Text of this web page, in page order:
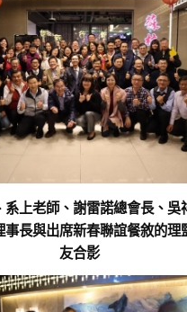
系上老師、謝雷諾總會長、吳
事長與出席新春聯誼餐敘的理
友合影